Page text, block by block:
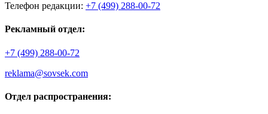
Телефон редакции: +7 (499) 288-00-72
Рекламный отдел:
+7 (499) 288-00-72
reklama@sovsek.com
Отдел распространения: